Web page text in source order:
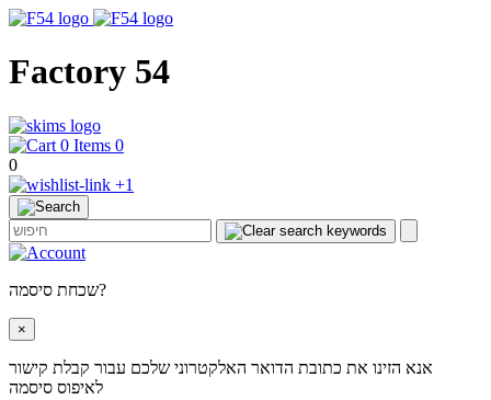
Factory 54
0
0
+1
שכחת סיסמה?
×
אנא הזינו את כתובת הדואר האלקטרוני שלכם עבור קבלת קישור
לאיפוס סיסמה